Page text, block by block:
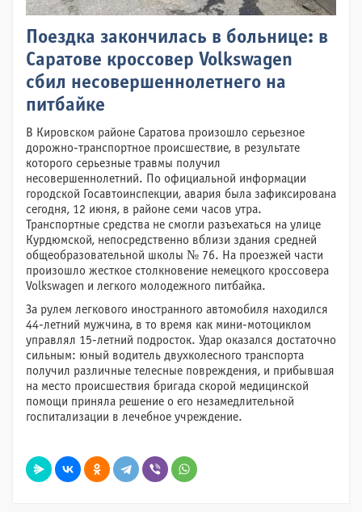
Поездка закончилась в больнице: в
Саратове кроссовер Volkswagen
сбил несовершеннолетнего на
питбайке
В Кировском районе Саратова произошло серьезное
дорожно-транспортное происшествие, в результате
которого серьезные травмы получил
несовершеннолетний. По официальной информации
городской Госавтоинспекции, авария была зафиксирована
сегодня, 12 июня, в районе семи часов утра.
Транспортные средства не смогли разъехаться на улице
Курдюмской, непосредственно вблизи здания средней
общеобразовательной школы № 76. На проезжей части
произошло жесткое столкновение немецкого кроссовера
Volkswagen и легкого молодежного питбайка.
За рулем легкового иностранного автомобиля находился
44-летний мужчина, в то время как мини-мотоциклом
управлял 15-летний подросток. Удар оказался достаточно
сильным: юный водитель двухколесного транспорта
получил различные телесные повреждения, и прибывшая
на место происшествия бригада скорой медицинской
помощи приняла решение о его незамедлительной
госпитализации в лечебное учреждение.